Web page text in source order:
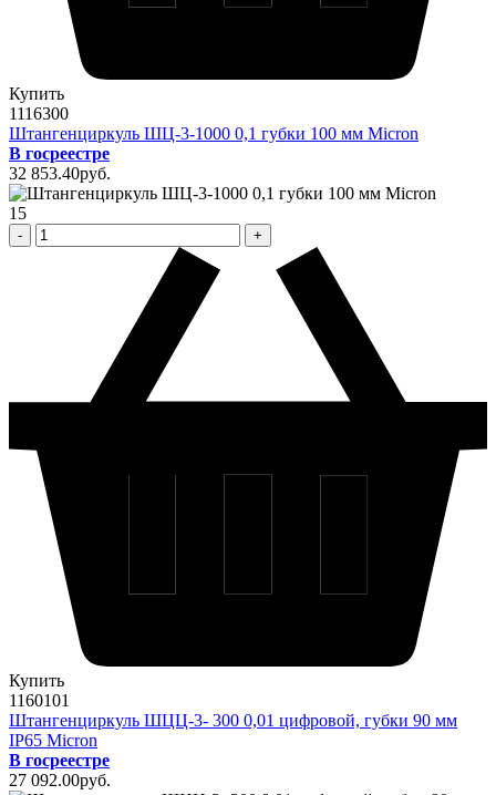
Купить
1116300
Штангенциркуль ШЦ-3-1000 0,1 губки 100 мм Micron
В госреестре
32 853.40pуб.
15
Купить
1160101
Штангенциркуль ШЦЦ-3- 300 0,01 цифровой, губки 90 мм
IP65 Micron
В госреестре
27 092.00pуб.